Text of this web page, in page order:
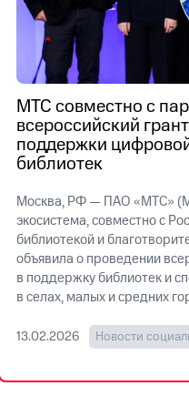
Достижения
Интервью
Финансовая
отчетность
Контакты
в
регионе
и акционерам
Корпоративное
управление
Корпоративный
секретарь
информации
МТС совместно с
всероссийский
поддержки
библиотек
Москва, РФ — ПАО «МТС»
экосистема, совместно с
библиотекой и
объявила о проведении
в поддержку библиотек и
в селах, малых и средних
13.02.2026 Новости